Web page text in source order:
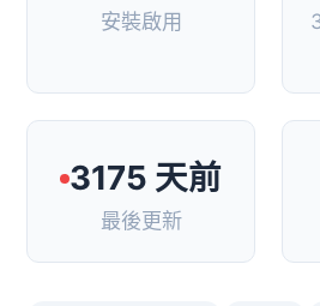
安裝啟用
3175 天前
最後更新